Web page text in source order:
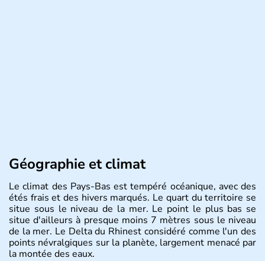
Géographie et climat
Le climat des Pays-Bas est tempéré océanique, avec des
étés frais et des hivers marqués. Le quart du territoire se
situe sous le niveau de la mer. Le point le plus bas se
situe d'ailleurs à presque moins 7 mètres sous le niveau
de la mer. Le Delta du Rhinest considéré comme l'un des
points névralgiques sur la planète, largement menacé par
la montée des eaux.